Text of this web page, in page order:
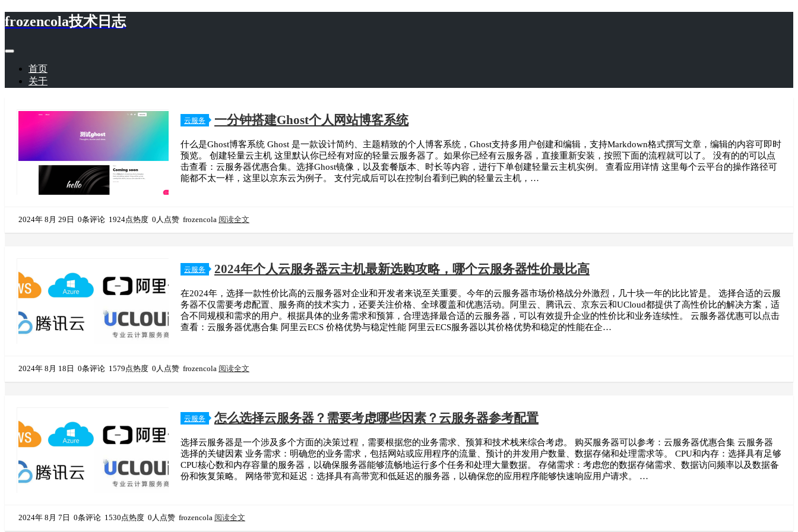
frozencola技术日志
首页
关于
云服务 一分钟搭建Ghost个人网站博客系统
什么是Ghost博客系统 Ghost 是一款设计简约、主题精致的个人博客系统，Ghost支持多用户创建和编辑，支持Markdown格式撰写文章，编辑的内容可即时
预览。 创建轻量云主机 这里默认你已经有对应的轻量云服务器了。如果你已经有云服务器，直接重新安装，按照下面的流程就可以了。 没有的的可以点
击查看：云服务器优惠合集。选择Ghost镜像，以及套餐版本、时长等内容，进行下单创建轻量云主机实例。 查看应用详情 这里每个云平台的操作路径可
能都不太一样，这里以京东云为例子。 支付完成后可以在控制台看到已购的轻量云主机，…
2024年 8月 29日 0条评论 1924点热度 0人点赞 frozencola 阅读全文
云服务 2024年个人云服务器云主机最新选购攻略，哪个云服务器性价最比高
在2024年，选择一款性价比高的云服务器对企业和开发者来说至关重要。今年的云服务器市场价格战分外激烈，几十块一年的比比皆是。 选择合适的云服
务器不仅需要考虑配置、服务商的技术实力，还要关注价格、全球覆盖和优惠活动。阿里云、腾讯云、京东云和UCloud都提供了高性价比的解决方案，适
合不同规模和需求的用户。根据具体的业务需求和预算，合理选择最合适的云服务器，可以有效提升企业的性价比和业务连续性。 云服务器优惠可以点击
查看：云服务器优惠合集 阿里云ECS 价格优势与稳定性能 阿里云ECS服务器以其价格优势和稳定的性能在企…
2024年 8月 18日 0条评论 1579点热度 0人点赞 frozencola 阅读全文
云服务 怎么选择云服务器？需要考虑哪些因素？云服务器参考配置
选择云服务器是一个涉及多个方面的决策过程，需要根据您的业务需求、预算和技术栈来综合考虑。 购买服务器可以参考：云服务器优惠合集 云服务器
选择的关键因素 业务需求：明确您的业务需求，包括网站或应用程序的流量、预计的并发用户数量、数据存储和处理需求等。 CPU和内存：选择具有足够
CPU核心数和内存容量的服务器，以确保服务器能够流畅地运行多个任务和处理大量数据。 存储需求：考虑您的数据存储需求、数据访问频率以及数据备
份和恢复策略。 网络带宽和延迟：选择具有高带宽和低延迟的服务器，以确保您的应用程序能够快速响应用户请求。 …
2024年 8月 7日 0条评论 1530点热度 0人点赞 frozencola 阅读全文